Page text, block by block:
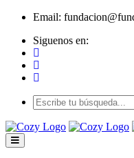
Email:
Siguenos en: